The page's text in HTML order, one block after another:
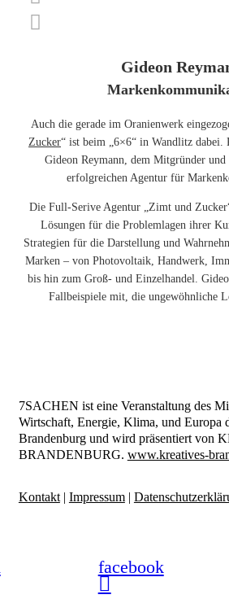
Gideon
Auch die gerade im Oranienwerk
Zucker“ ist beim „6×6“ in Wandlitz dabei.
Gideon Reymann, dem Mitgründer und
erfolgreichen Agentur für
Die Full-Serive Agentur „Zimt und
Lösungen für die Problemlagen ihrer
Strategien für die Darstellung und
Marken – von Photovoltaik, Handwerk,
bis hin zum Groß- und Einzelhandel.
Fallbeispiele mit, die ungewöhnliche
7SACHEN ist eine Veranstaltung des
Wirtschaft, Energie, Klima, und Europa
Brandenburg und wird präsentiert von
BRANDENBURG. www.kreatives-
Kontakt| Impressum|
facebook